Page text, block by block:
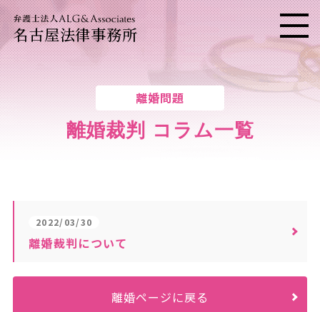
名古屋法律事務所 メニ
離婚問題
離婚裁判 コラム一覧
2022/03/30
離婚裁判について
離婚ページに戻る